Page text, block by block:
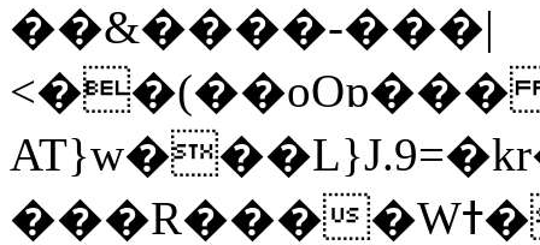
��&����-���|
���R����Wߙ���o�O���ӯ��������?